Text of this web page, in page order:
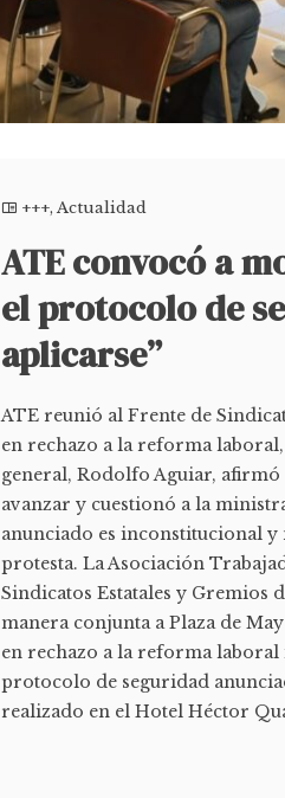
+++,Actualidad
ATE convocó a
el protocolo de
aplicarse”
ATE reunió al Frente de
en rechazo a la reforma laboral,
general, Rodolfo Aguiar, afirmó
avanzar y cuestionó a la
anunciado es inconstitucional
protesta. La Asociación
Sindicatos Estatales y Gremios
manera conjunta a Plaza de
en rechazo a la reforma
protocolo de seguridad
realizado en el Hotel Héctor